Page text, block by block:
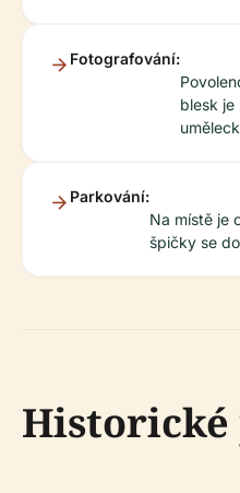
Fotografování:
blesk je
Parkování:
Na místě je
špičky se
Historické